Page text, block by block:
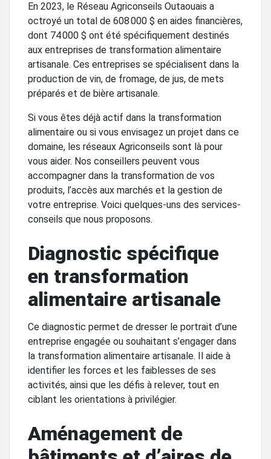
En 2023, le Réseau Agriconseils Outaouais a
octroyé un total de 608 000 $ en aides financières,
dont 74 000 $ ont été spécifiquement destinés
aux entreprises de transformation alimentaire
artisanale. Ces entreprises se spécialisent dans la
production de vin, de fromage, de jus, de mets
préparés et de bière artisanale.
Si vous êtes déjà actif dans la transformation
alimentaire ou si vous envisagez un projet dans ce
domaine, les réseaux Agriconseils sont là pour
vous aider. Nos conseillers peuvent vous
accompagner dans la transformation de vos
produits, l’accès aux marchés et la gestion de
votre entreprise. Voici quelques-uns des services-
conseils que nous proposons.
Diagnostic spécifique
en transformation
alimentaire artisanale
Ce diagnostic permet de dresser le portrait d’une
entreprise engagée ou souhaitant s’engager dans
la transformation alimentaire artisanale. Il aide à
identifier les forces et les faiblesses de ses
activités, ainsi que les défis à relever, tout en
ciblant les orientations à privilégier.
Aménagement de